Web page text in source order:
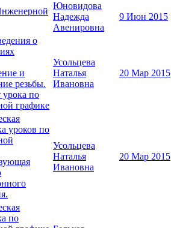
Юновидова
Надежда
Авенировна
9 Июн 2015
о
и
резьбы.
урока по
графике
Усольцева
Наталья
Ивановна
20 Мар 2015
уроков по
Усольцева
Наталья
Ивановна
20 Мар 2015
по